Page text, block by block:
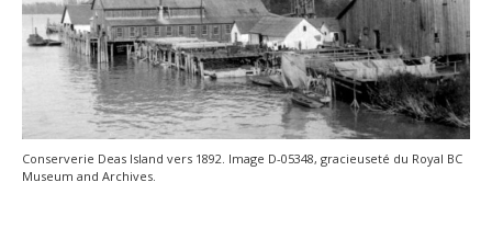
Conserverie Deas Island vers 1892. Image D-05348, gracieuseté du Royal BC
Museum and Archives.